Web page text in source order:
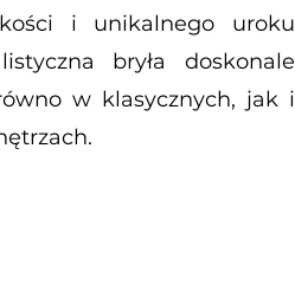
i unikalnego uroku
bryła doskonale
w klasycznych, jak i